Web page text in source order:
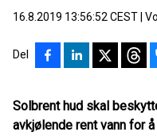
16.8.2019 13:56:52 CEST
Del
Solbrent hud skal
avkjølende rent vann for